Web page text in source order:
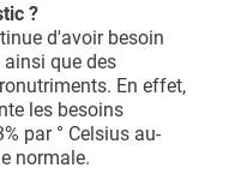
?
d'avoir besoin
que des
En effet,
les besoins
par ° Celsius au-
normale.